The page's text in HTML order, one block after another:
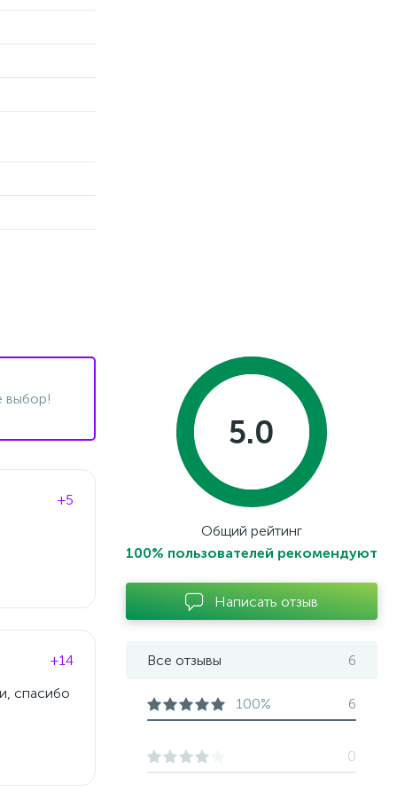
выбор!
+5
+14
спасибо
5.0
Общий рейтинг
100% пользователей рекомендуют
Написать отзыв
Все отзывы 6
100% 6
0